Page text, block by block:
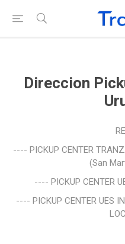
Direccion
---- PICKUP CENTER
(San
---- PICKUP CENTER
---- PICKUP CENTER UES